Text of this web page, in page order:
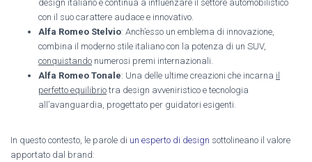
design italiano e continua a influenzare il settore automobilistico
con il suo carattere audace e innovativo.
Alfa Romeo Stelvio: Anch’esso un emblema di innovazione,
combina il moderno stile italiano con la potenza di un SUV,
conquistando numerosi premi internazionali.
Alfa Romeo Tonale: Una delle ultime creazioni che incarna il
perfetto equilibrio tra design avveniristico e tecnologia
all’avanguardia, progettato per guidatori esigenti.
In questo contesto, le parole di un esperto di design sottolineano il valore
apportato dal brand: